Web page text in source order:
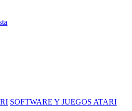
SOFTWARE Y JUEGOS ATARI